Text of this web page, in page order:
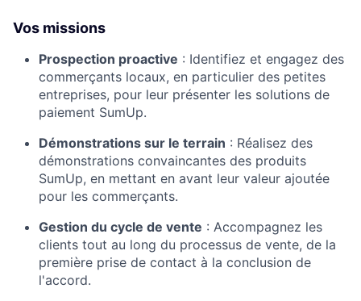
Vos missions
Prospection proactive : Identifiez et engagez des
commerçants locaux, en particulier des petites
entreprises, pour leur présenter les solutions de
paiement SumUp.
Démonstrations sur le terrain : Réalisez des
démonstrations convaincantes des produits
SumUp, en mettant en avant leur valeur ajoutée
pour les commerçants.
Gestion du cycle de vente : Accompagnez les
clients tout au long du processus de vente, de la
première prise de contact à la conclusion de
l'accord.